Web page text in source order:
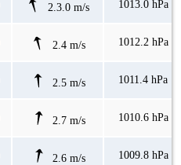
2.3.0 m/s 1013.0 hPa
2.4 m/s 1012.2 hPa
2.5 m/s 1011.4 hPa
2.7 m/s 1010.6 hPa
2.6 m/s 1009.8 hPa